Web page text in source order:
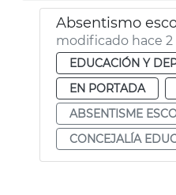
Absentismo
modificado hace 2
EDUCACIÓN Y
EN PORTADA
ABSENTISME
CONCEJALÍA